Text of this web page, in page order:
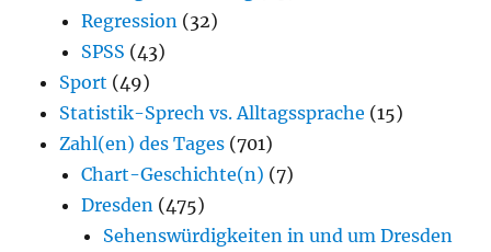
Regression (32)
SPSS (43)
Sport (49)
Statistik-Sprech vs. Alltagssprache (15)
Zahl(en) des Tages (701)
Chart-Geschichte(n) (7)
Dresden (475)
Sehenswürdigkeiten in und um Dresden